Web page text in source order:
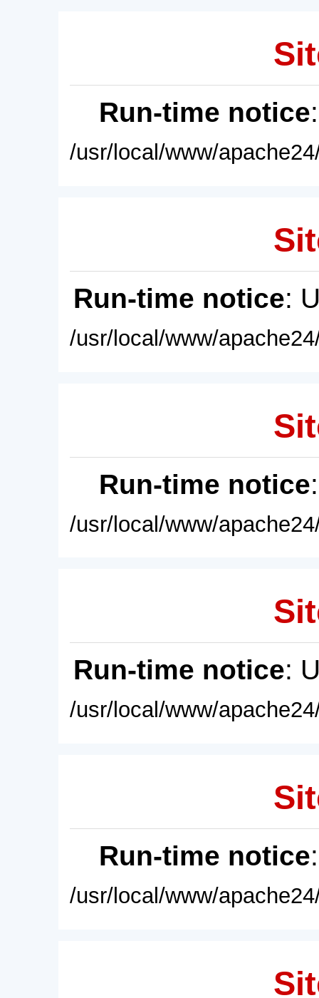
Run-time notice
/usr/local/www/
Run-time notice:
/usr/local/www/
Run-time notice
/usr/local/www/
Run-time notice:
/usr/local/www/
Run-time notice
/usr/local/www/